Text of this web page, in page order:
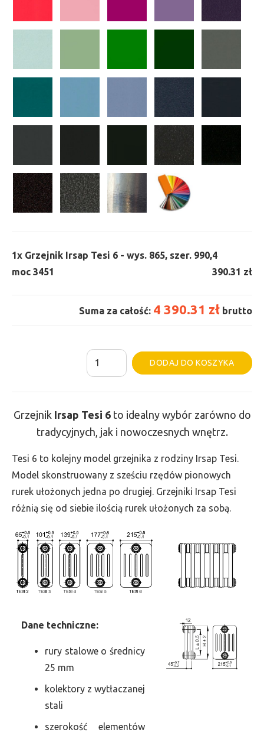
1x Grzejnik Irsap Tesi 6 - wys. 865, szer. 990,
moc 3451
4
390.31 zł
Suma za całość: 4 390.31 zł brutto
ilość
Grzejnik
-
wys.
865,
szer.
990,
3451
DODAJ DO KOSZYKA
Grzejnik Irsap Tesi 6to idealny wybór zarówno do
tradycyjnych, jak i nowoczesnych wnętrz.
Tesi 6 to kolejny model grzejnika z rodziny Irsap Tesi.
Model skonstruowany z sześciu rzędów pionowych
rurek ułożonych jedna po drugiej. Grzejniki Irsap Tesi
różnią się od siebie ilością rurek ułożonych za sobą.
Dane techniczne:
rury stalowe o średnicy
25 mm
kolektory z wytłaczanej
stali
szerokość elementów